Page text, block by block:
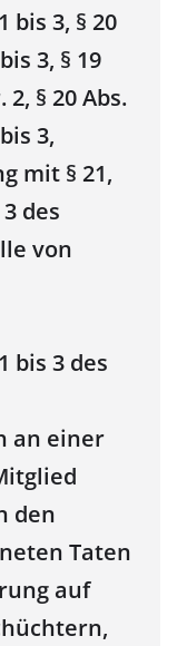
bis 3, § 20
3, § 19
§ 20 Abs.
3,
mit § 21,
des
von
bis 3 des
an einer
den
Taten
auf